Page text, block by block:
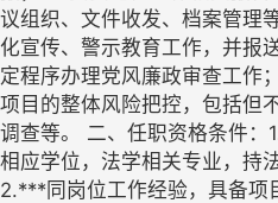
议组织、文件收发、档案管理
化宣传、警示教育工作，并报
定程序办理党风廉政审查工作
项目的整体风险把控，包括但
调查等。 二、任职资格条件：
相应学位，法学相关专业，持
2.***同岗位工作经验，具备项